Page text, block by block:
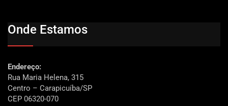
Onde Estamos
Endereço:
Rua Maria Helena, 315
Centro – Carapicuíba/SP
CEP 06320-070